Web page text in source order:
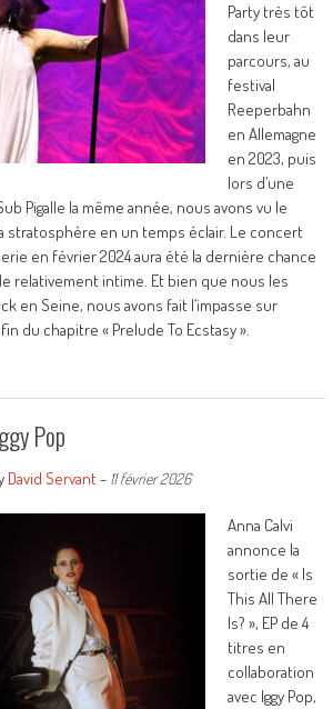
Party très tôt
dans leur
parcours, au
festival
Reeperbahn
en Allemagne
en 2023, puis
lors d’une
Pigalle la même année, nous avons vu le
stratosphère en un temps éclair. Le concert
en février 2024 aura été la dernière chance
relativement intime. Et bien que nous les
en Seine, nous avons fait l’impasse sur
du chapitre « Prelude To Ecstasy ».
Pop
David Servant- 11 février 2026
Anna Calvi
annonce la
sortie de « Is
This All There
Is? », EP de 4
titres en
collaboration
avec Iggy Pop,